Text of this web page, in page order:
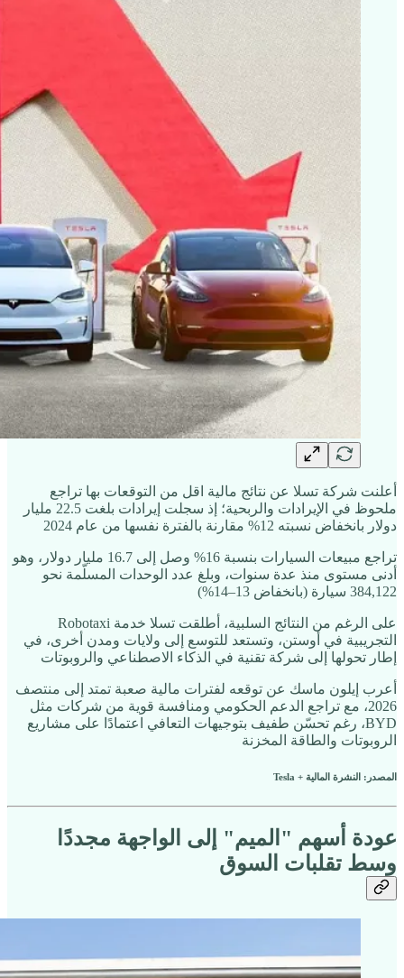
أعلنت شركة تسلا عن نتائج مالية اقل من التوقعات بها تراجع
ملحوظ في الإيرادات والربحية؛ إذ سجلت إيرادات بلغت 22.5 مليار
دولار بانخفاض نسبته 12% مقارنة بالفترة نفسها من عام 2024
تراجع مبيعات السيارات بنسبة 16% وصل إلى 16.7 مليار دولار، وهو
أدنى مستوى منذ عدة سنوات، وبلغ عدد الوحدات المسلّمة نحو
384,122 سيارة (بانخفاض 13–14%)
على الرغم من النتائج السلبية، أطلقت تسلا خدمة Robotaxi
التجريبية في أوستن، وتستعد للتوسع إلى ولايات ومدن أخرى، في
إطار تحولها إلى شركة تقنية في الذكاء الاصطناعي والروبوتات
أعرب إيلون ماسك عن توقعه لفترات مالية صعبة تمتد إلى منتصف
2026، مع تراجع الدعم الحكومي ومنافسة قوية من شركات مثل
BYD، رغم تحسّن طفيف بتوجيهات التعافي اعتمادًا على مشاريع
الروبوتات والطاقة المخزنة
المصدر: النشرة المالية + Tesla
عودة أسهم "الميم" إلى الواجهة مجددًا
وسط تقلبات السوق